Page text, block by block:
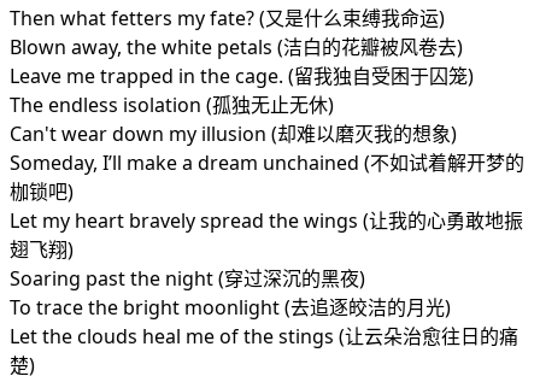
Then what fetters my fate? (又是什么束缚我命运)
Blown away, the white petals (洁白的花瓣被风卷去)
Leave me trapped in the cage. (留我独自受困于囚笼)
The endless isolation (孤独无止无休)
Can't wear down my illusion (却难以磨灭我的想象)
Someday, I’ll make a dream unchained (不如试着解开梦的
枷锁吧)
Let my heart bravely spread the wings (让我的心勇敢地振
翅飞翔)
Soaring past the night (穿过深沉的黑夜)
To trace the bright moonlight (去追逐皎洁的月光)
Let the clouds heal me of the stings (让云朵治愈往日的痛
楚)